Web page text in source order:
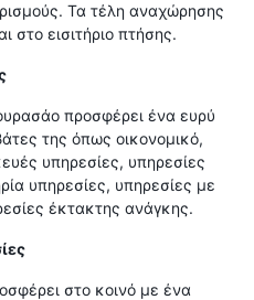
Τα τέλη αναχώρησης
στο εισιτήριο πτήσης.
προσφέρει ένα ευρύ
της όπως οικονομικό,
υπηρεσίες, υπηρεσίες
υπηρεσίες, υπηρεσίες με
έκτακτης ανάγκης.
στο κοινό με ένα